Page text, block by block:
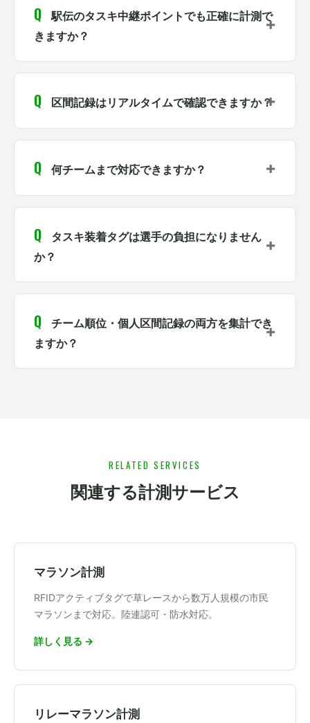
駅伝のタスキ中継ポイントでも正確に計測で
きますか？
区間記録はリアルタイムで確認できますか？
何チームまで対応できますか？
タスキ装着タグは選手の負担になりません
か？
チーム順位・個人区間記録の両方を集計でき
ますか？
RELATED SERVICES
関連する計測サービス
マラソン計測
RFIDアクティブタグで草レースから数万人規模の市民
マラソンまで対応。陸連認可・防水対応。
詳しく見る →
リレーマラソン計測